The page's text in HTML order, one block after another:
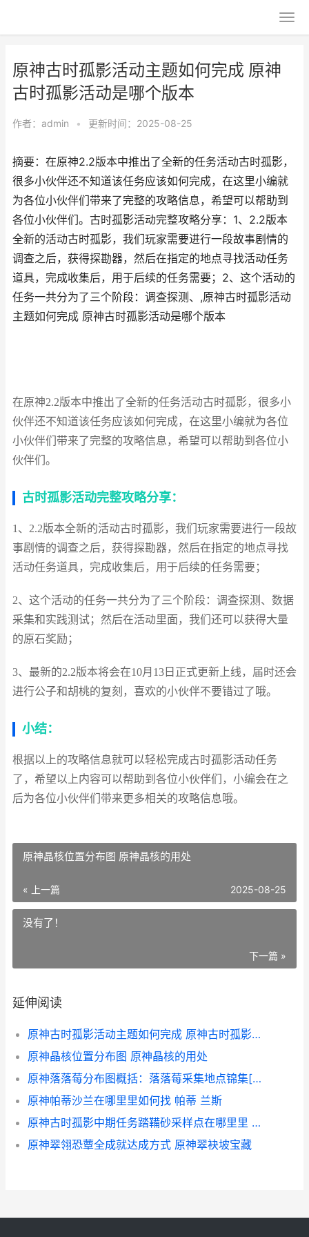
原神古时孤影活动主题如何完成 原神
古时孤影活动是哪个版本
作者： admin • 更新时间：2025-08-25
摘要：在原神2.2版本中推出了全新的任务活动古时孤影，
很多小伙伴还不知道该任务应该如何完成，在这里小编就
为各位小伙伴们带来了完整的攻略信息，希望可以帮助到
各位小伙伴们。古时孤影活动完整攻略分享：1、2.2版本
全新的活动古时孤影，我们玩家需要进行一段故事剧情的
调查之后，获得探勘器，然后在指定的地点寻找活动任务
道具，完成收集后，用于后续的任务需要；2、这个活动的
任务一共分为了三个阶段：调查探测、,原神古时孤影活动
主题如何完成 原神古时孤影活动是哪个版本
在原神2.2版本中推出了全新的任务活动古时孤影，很多小
伙伴还不知道该任务应该如何完成，在这里小编就为各位
小伙伴们带来了完整的攻略信息，希望可以帮助到各位小
伙伴们。
古时孤影活动完整攻略分享：
1、2.2版本全新的活动古时孤影，我们玩家需要进行一段故
事剧情的调查之后，获得探勘器，然后在指定的地点寻找
活动任务道具，完成收集后，用于后续的任务需要；
2、这个活动的任务一共分为了三个阶段：调查探测、数据
采集和实践测试；然后在活动里面，我们还可以获得大量
的原石奖励；
3、最新的2.2版本将会在10月13日正式更新上线，届时还会
进行公子和胡桃的复刻，喜欢的小伙伴不要错过了哦。
小结：
根据以上的攻略信息就可以轻松完成古时孤影活动任务
了，希望以上内容可以帮助到各位小伙伴们，小编会在之
后为各位小伙伴们带来更多相关的攻略信息哦。
原神晶核位置分布图 原神晶核的用处
« 上一篇 2025-08-25
没有了！
下一篇 »
延伸阅读
原神古时孤影活动主题如何完成 原神古时孤影活动是哪个版本
原神晶核位置分布图 原神晶核的用处
原神落落莓分布图概括：落落莓采集地点锦集[多图] 原神落落莓分布图高清
原神帕蒂沙兰在哪里里如何找 帕蒂 兰斯
原神古时孤影中期任务踏鞴砂采样点在哪里里 孤影是谁的材料
原神翠翎恐蕈全成就达成方式 原神翠袂坡宝藏